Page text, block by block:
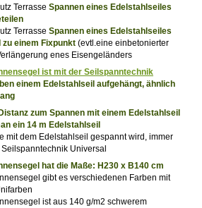
Terrasse Spannen eines Edelstahlseiles
Terrasse Spannen eines Edelstahlseiles
zu einem Fixpunkt (evtl.eine einbetonierter
enes Eisengeländers
ist mit der Seilspanntechnik
einem Edelstahlseil aufgehängt, ähnlich
zum Spannen mit einem Edelstahlseil
ein 14 m Edelstahlseil
mit dem Edelstahlseil gespannt wird, immer
Universal
hat die Maße: H230 x B140 cm
gibt es verschiedenen Farben mit
ist aus 140 g/m2 schwerem